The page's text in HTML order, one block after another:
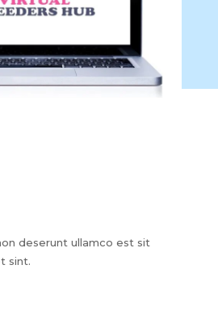
deserunt ullamco est sit
sint.